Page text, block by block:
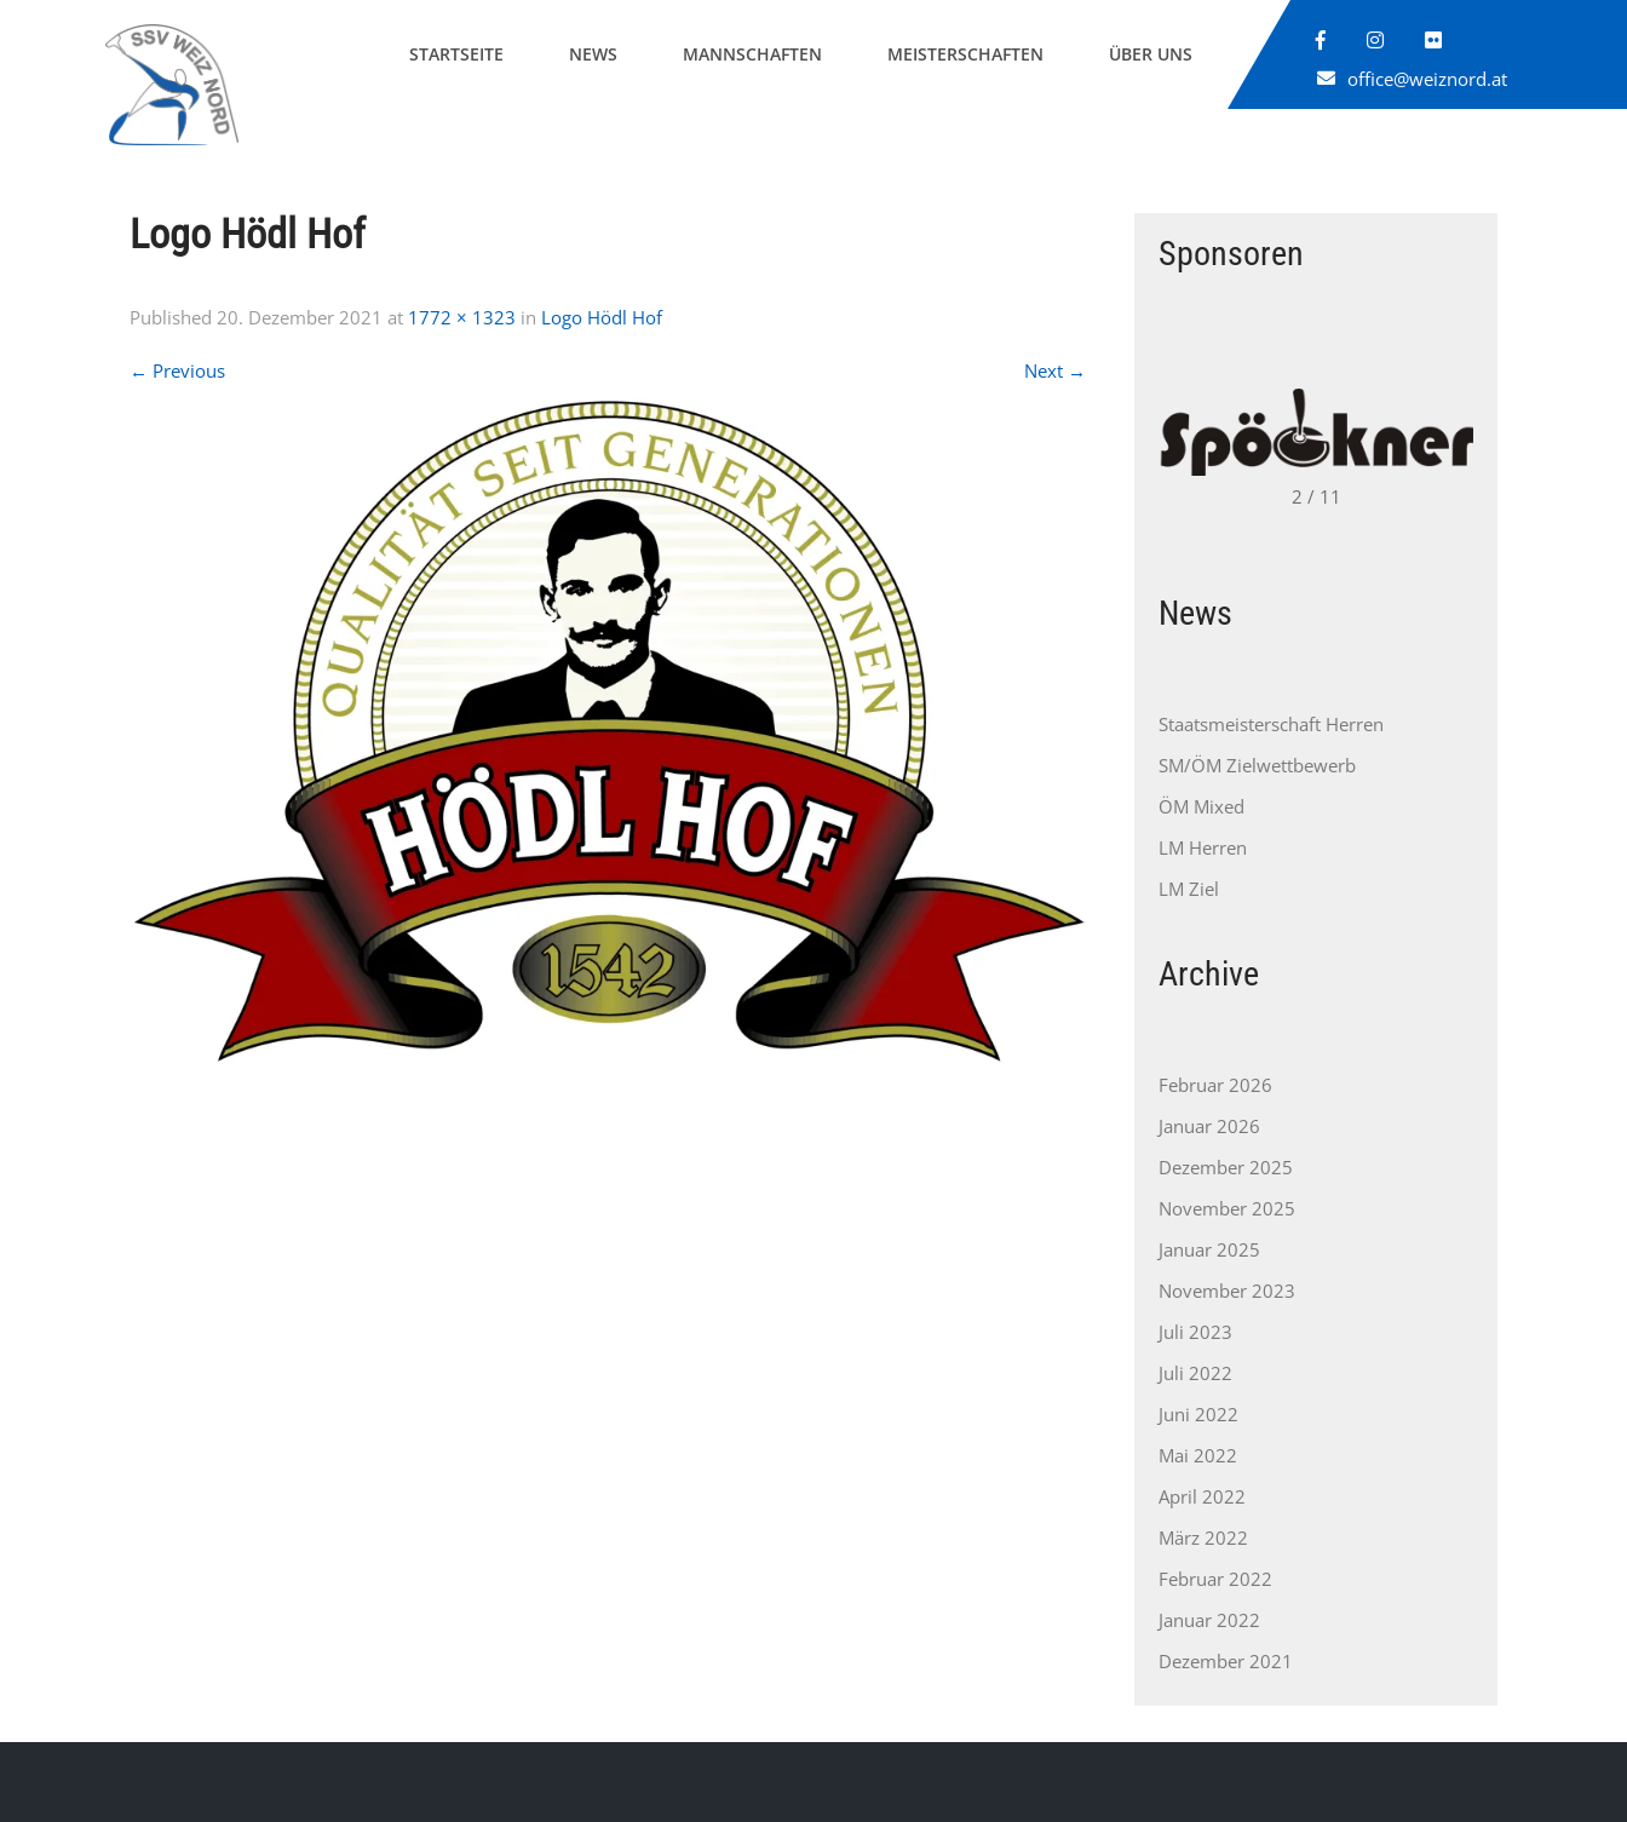
office@weiznord.at
STARTSEITE NEWS MANNSCHAFTEN MEISTERSCHAFTEN ÜBER UNS
Logo Hödl Hof
Published 20. Dezember 2021 at 1772 × 1323 in Logo Hödl Hof
← Previous Next →
Sponsoren
2 / 11
News
Staatsmeisterschaft Herren
SM/ÖM Zielwettbewerb
ÖM Mixed
LM Herren
LM Ziel
Archive
Februar 2026
Januar 2026
Dezember 2025
November 2025
Januar 2025
November 2023
Juli 2023
Juli 2022
Juni 2022
Mai 2022
April 2022
März 2022
Februar 2022
Januar 2022
Dezember 2021